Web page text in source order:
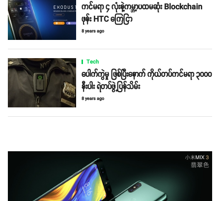
ကင်မရာ ၄ လုံးနဲ့ကမ္ဘာ့ပထမဆုံး Blockchain
ဖုန်း HTC ကြေငြာ
8 years ago
Tech
ပေါက်ကွဲမှု ဖြစ်ပြီးနောက် ကိုယ်တပ်ကင်မရာ ၃၀၀၀
နီးပါး ရဲတပ်ဖွဲ့ပြန်သိမ်း
8 years ago